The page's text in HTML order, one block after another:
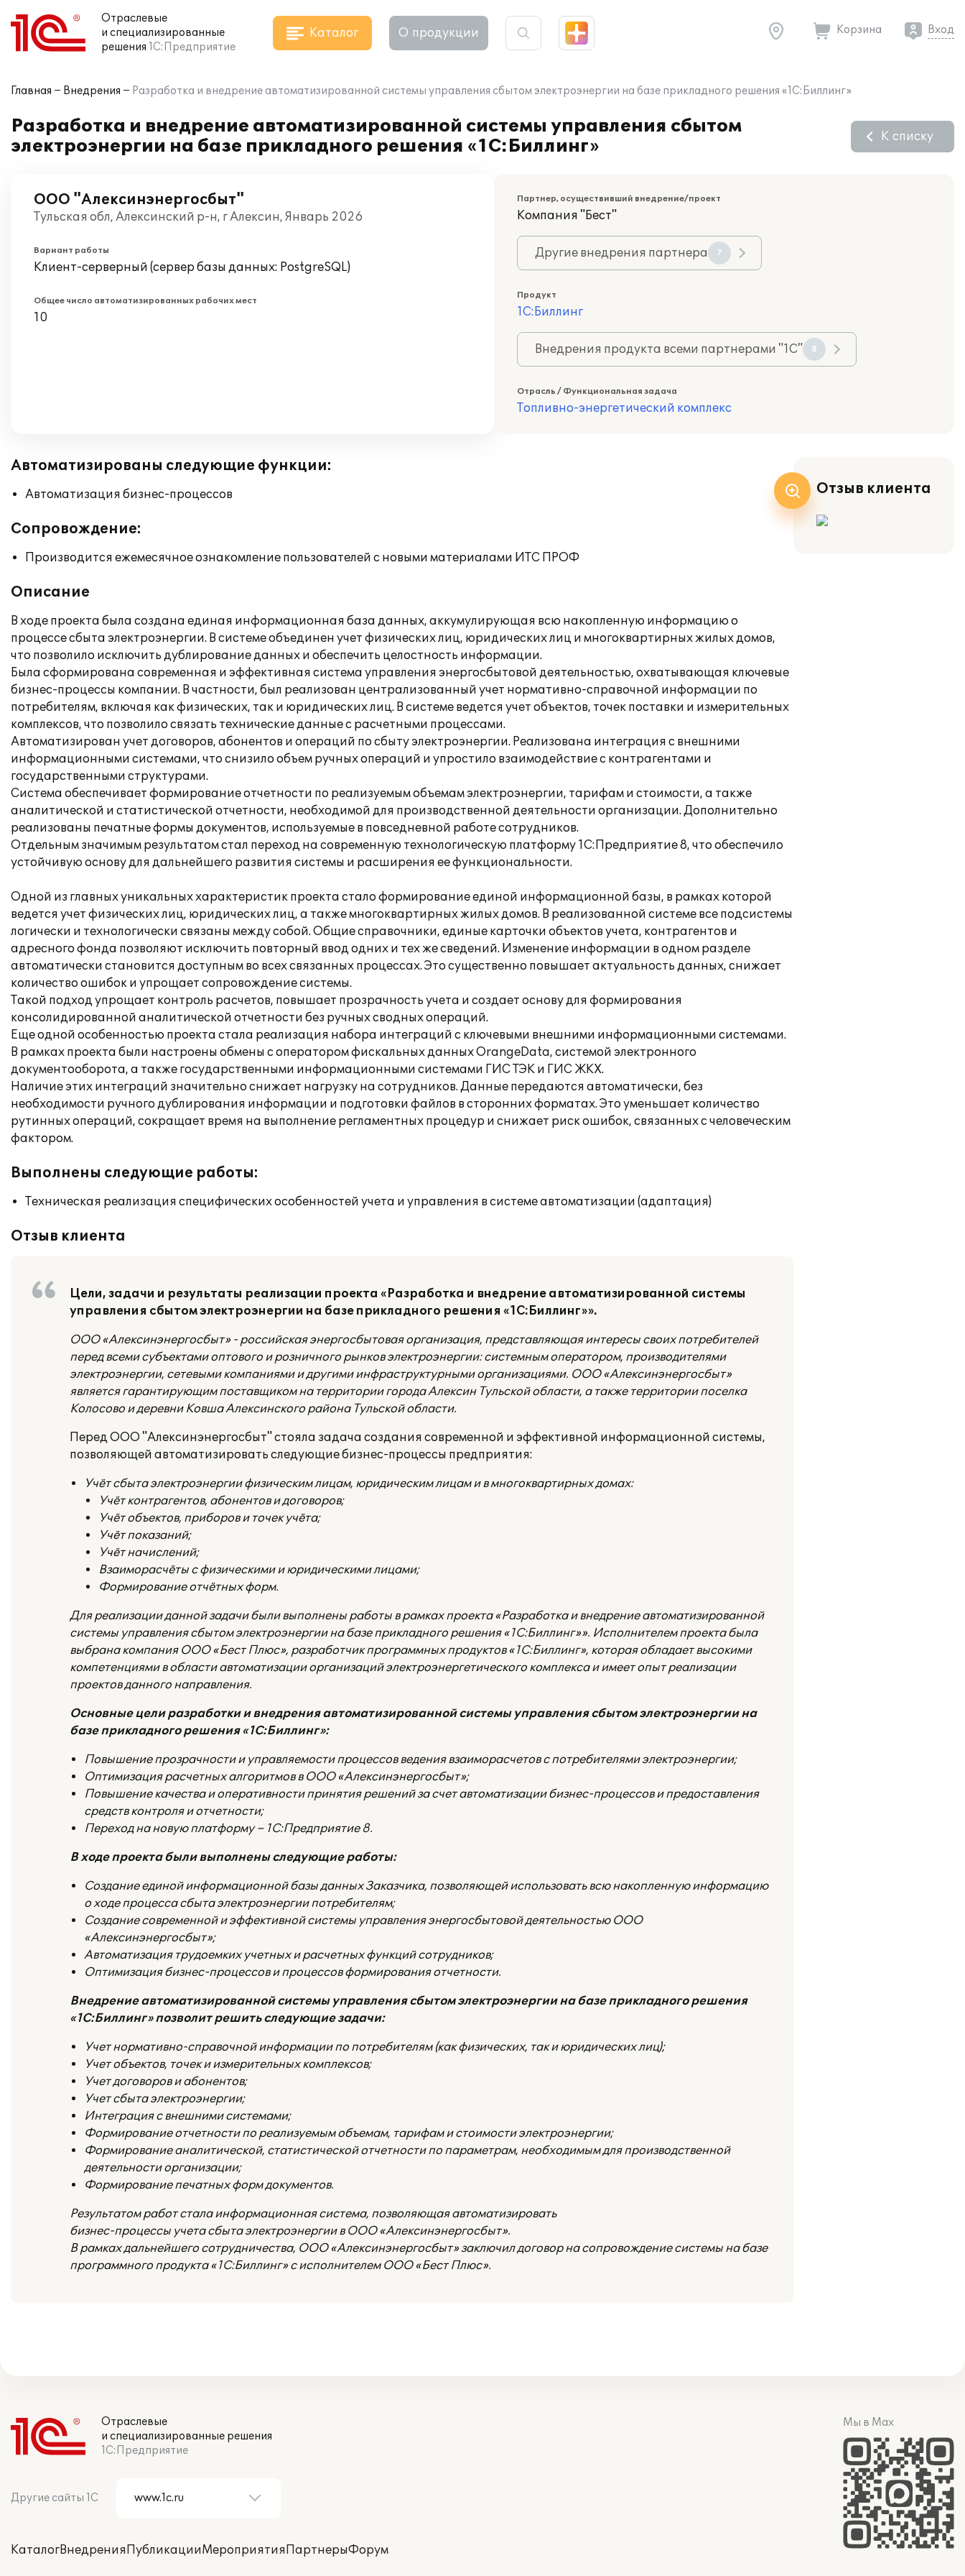
Отраслевые
и специализированные
решения 1С:Предприятие
Каталог О продукции Корзина Вход
Главная Внедрения Разработка и внедрение автоматизированной системы управления сбытом электроэнергии на базе прикладного решения «1С:Биллинг»
Разработка и внедрение автоматизированной системы управления сбытом
электроэнергии на базе прикладного решения «1С:Биллинг»
К списку
ООО "Алексинэнергосбыт"
Тульская обл, Алексинский р-н, г Алексин, Январь 2026
Вариант работы
Клиент-серверный (сервер базы данных: PostgreSQL)
Общее число автоматизированных рабочих мест
10
Партнер, осуществивший внедрение/проект
Компания "Бест"
Другие внедрения партнера 7
Продукт
1С:Биллинг
Внедрения продукта всеми партнерами "1С" 8
Отрасль / Функциональная задача
Топливно-энергетический комплекс
Автоматизированы следующие функции:
Автоматизация бизнес-процессов
Сопровождение:
Производится ежемесячное ознакомление пользователей с новыми материалами ИТС ПРОФ
Описание
В ходе проекта была создана единая информационная база данных, аккумулирующая всю накопленную информацию о
процессе сбыта электроэнергии. В системе объединен учет физических лиц, юридических лиц и многоквартирных жилых домов,
что позволило исключить дублирование данных и обеспечить целостность информации.
Была сформирована современная и эффективная система управления энергосбытовой деятельностью, охватывающая ключевые
бизнес-процессы компании. В частности, был реализован централизованный учет нормативно-справочной информации по
потребителям, включая как физических, так и юридических лиц. В системе ведется учет объектов, точек поставки и измерительных
комплексов, что позволило связать технические данные с расчетными процессами.
Автоматизирован учет договоров, абонентов и операций по сбыту электроэнергии. Реализована интеграция с внешними
информационными системами, что снизило объем ручных операций и упростило взаимодействие с контрагентами и
государственными структурами.
Система обеспечивает формирование отчетности по реализуемым объемам электроэнергии, тарифам и стоимости, а также
аналитической и статистической отчетности, необходимой для производственной деятельности организации. Дополнительно
реализованы печатные формы документов, используемые в повседневной работе сотрудников.
Отдельным значимым результатом стал переход на современную технологическую платформу 1С:Предприятие 8, что обеспечило
устойчивую основу для дальнейшего развития системы и расширения ее функциональности.
Одной из главных уникальных характеристик проекта стало формирование единой информационной базы, в рамках которой
ведется учет физических лиц, юридических лиц, а также многоквартирных жилых домов. В реализованной системе все подсистемы
логически и технологически связаны между собой. Общие справочники, единые карточки объектов учета, контрагентов и
адресного фонда позволяют исключить повторный ввод одних и тех же сведений. Изменение информации в одном разделе
автоматически становится доступным во всех связанных процессах. Это существенно повышает актуальность данных, снижает
количество ошибок и упрощает сопровождение системы.
Такой подход упрощает контроль расчетов, повышает прозрачность учета и создает основу для формирования
консолидированной аналитической отчетности без ручных сводных операций.
Еще одной особенностью проекта стала реализация набора интеграций с ключевыми внешними информационными системами.
В рамках проекта были настроены обмены с оператором фискальных данных OrangeData, системой электронного
документооборота, а также государственными информационными системами ГИС ТЭК и ГИС ЖКХ.
Наличие этих интеграций значительно снижает нагрузку на сотрудников. Данные передаются автоматически, без
необходимости ручного дублирования информации и подготовки файлов в сторонних форматах. Это уменьшает количество
рутинных операций, сокращает время на выполнение регламентных процедур и снижает риск ошибок, связанных с человеческим
фактором.
Выполнены следующие работы:
Техническая реализация специфических особенностей учета и управления в системе автоматизации (адаптация)
Отзыв клиента
Цели, задачи и результаты реализации проекта «Разработка и внедрение автоматизированной системы
управления сбытом электроэнергии на базе прикладного решения «1С:Биллинг»».
ООО «Алексинэнергосбыт» - российская энергосбытовая организация, представляющая интересы своих потребителей
перед всеми субъектами оптового и розничного рынков электроэнергии: системным оператором, производителями
электроэнергии, сетевыми компаниями и другими инфраструктурными организациями. ООО «Алексинэнергосбыт»
является гарантирующим поставщиком на территории города Алексин Тульской области, а также территории поселка
Колосово и деревни Ковша Алексинского района Тульской области.
Перед ООО "Алексинэнергосбыт" стояла задача создания современной и эффективной информационной системы,
позволяющей автоматизировать следующие бизнес-процессы предприятия:
Учёт сбыта электроэнергии физическим лицам, юридическим лицам и в многоквартирных домах:
Учёт контрагентов, абонентов и договоров;
Учёт объектов, приборов и точек учёта;
Учёт показаний;
Учёт начислений;
Взаиморасчёты с физическими и юридическими лицами;
Формирование отчётных форм.
Для реализации данной задачи были выполнены работы в рамках проекта «Разработка и внедрение автоматизированной
системы управления сбытом электроэнергии на базе прикладного решения «1С:Биллинг»». Исполнителем проекта была
выбрана компания ООО «Бест Плюс», разработчик программных продуктов «1С:Биллинг», которая обладает высокими
компетенциями в области автоматизации организаций электроэнергетического комплекса и имеет опыт реализации
проектов данного направления.
Основные цели разработки и внедрения автоматизированной системы управления сбытом электроэнергии на
базе прикладного решения «1С:Биллинг»:
Повышение прозрачности и управляемости процессов ведения взаиморасчетов с потребителями электроэнергии;
Оптимизация расчетных алгоритмов в ООО «Алексинэнергосбыт»;
Повышение качества и оперативности принятия решений за счет автоматизации бизнес-процессов и предоставления
средств контроля и отчетности;
Переход на новую платформу – 1С:Предприятие 8.
В ходе проекта были выполнены следующие работы:
Создание единой информационной базы данных Заказчика, позволяющей использовать всю накопленную информацию
о ходе процесса сбыта электроэнергии потребителям;
Создание современной и эффективной системы управления энергосбытовой деятельностью ООО
«Алексинэнергосбыт»;
Автоматизация трудоемких учетных и расчетных функций сотрудников;
Оптимизация бизнес-процессов и процессов формирования отчетности.
Внедрение автоматизированной системы управления сбытом электроэнергии на базе прикладного решения
«1С:Биллинг» позволит решить следующие задачи:
Учет нормативно-справочной информации по потребителям (как физических, так и юридических лиц);
Учет объектов, точек и измерительных комплексов;
Учет договоров и абонентов;
Учет сбыта электроэнергии;
Интеграция с внешними системами;
Формирование отчетности по реализуемым объемам, тарифам и стоимости электроэнергии;
Формирование аналитической, статистической отчетности по параметрам, необходимым для производственной
деятельности организации;
Формирование печатных форм документов.
Результатом работ стала информационная система, позволяющая автоматизировать
бизнес-процессы учета сбыта электроэнергии в ООО «Алексинэнергосбыт».
В рамках дальнейшего сотрудничества, ООО «Алексинэнергосбыт» заключил договор на сопровождение системы на базе
программного продукта «1С:Биллинг» с исполнителем ООО «Бест Плюс».
Отзыв клиента
Отраслевые
и специализированные решения
1С:Предприятие
Другие сайты 1С
КаталогВнедренияПубликацииМероприятияПартнерыФорум
Мы в Max